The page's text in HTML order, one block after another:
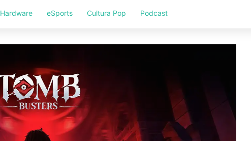
Hardware eSports Cultura Pop Podcast